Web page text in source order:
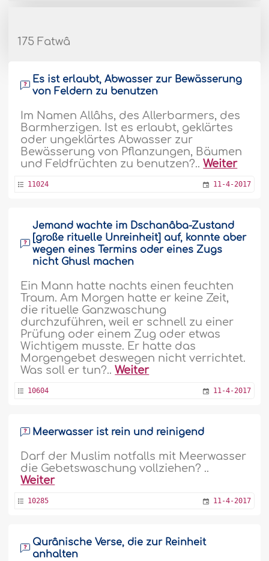
175 Fatwâ
Es ist erlaubt, Abwasser zur Bewässerung
von Feldern zu benutzen
Im Namen Allâhs, des Allerbarmers, des
Barmherzigen. Ist es erlaubt, geklärtes
oder ungeklärtes Abwasser zur
Bewässerung von Pflanzungen, Bäumen
und Feldfrüchten zu benutzen?..Weiter
11024 11-4-2017
Jemand wachte im Dschanâba-Zustand
[große rituelle Unreinheit] auf, konnte aber
wegen eines Termins oder eines Zugs
nicht Ghusl machen
Ein Mann hatte nachts einen feuchten
Traum. Am Morgen hatte er keine Zeit,
die rituelle Ganzwaschung
durchzuführen, weil er schnell zu einer
Prüfung oder einem Zug oder etwas
Wichtigem musste. Er hatte das
Morgengebet deswegen nicht verrichtet.
Was soll er tun?..Weiter
10604 11-4-2017
Meerwasser ist rein und reinigend
Darf der Muslim notfalls mit Meerwasser
die Gebetswaschung vollziehen? ..
Weiter
10285 11-4-2017
Qurânische Verse, die zur Reinheit
anhalten